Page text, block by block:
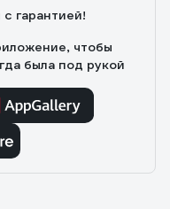
гарантией!
чтобы
была под рукой